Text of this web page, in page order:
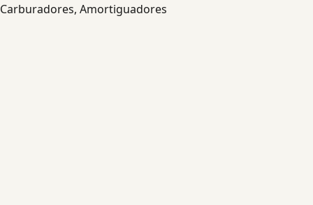
Carburadores, Amortiguadores